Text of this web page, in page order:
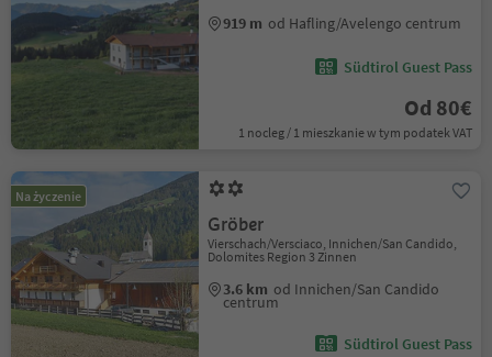
919 m od Hafling/Avelengo centrum
Südtirol Guest Pass
Od 80€
1 nocleg / 1 mieszkanie w tym podatek VAT
Na życzenie
Gröber
Vierschach/Versciaco, Innichen/San Candido,
Dolomites Region 3 Zinnen
3.6 km od Innichen/San Candido
centrum
Südtirol Guest Pass